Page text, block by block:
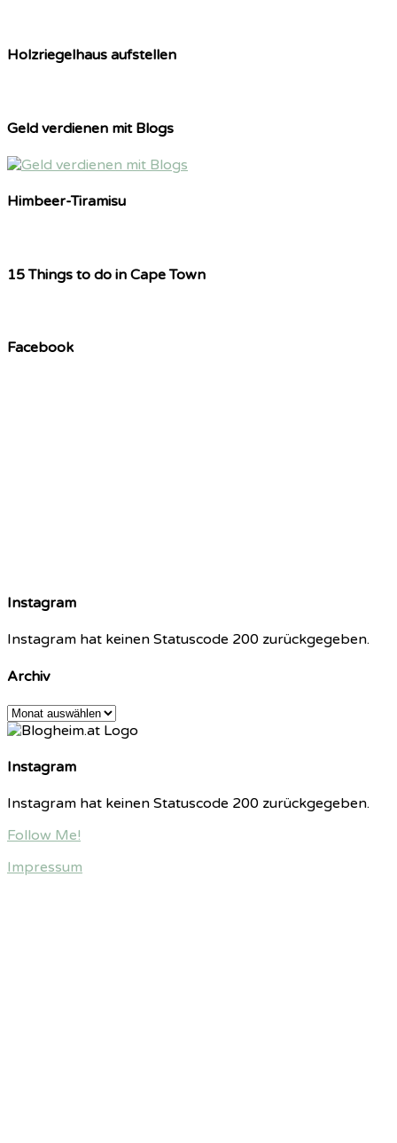
Holzriegelhaus aufstellen
Geld verdienen mit Blogs
Himbeer-Tiramisu
15 Things to do in Cape Town
Facebook
Instagram
Instagram hat keinen Statuscode 200 zurückgegeben.
Archiv
Archiv
Instagram
Instagram hat keinen Statuscode 200 zurückgegeben.
Follow Me!
Impressum